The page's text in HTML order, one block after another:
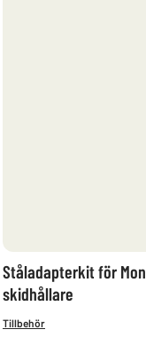
Ståladapterkit för
skidhållare
Tillbehör